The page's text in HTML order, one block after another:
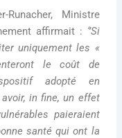
Ministre
affirmait : ‘’Si
uniquement les «
le coût de
adopté en
in fine, un effet
paieraient
santé qui ont la